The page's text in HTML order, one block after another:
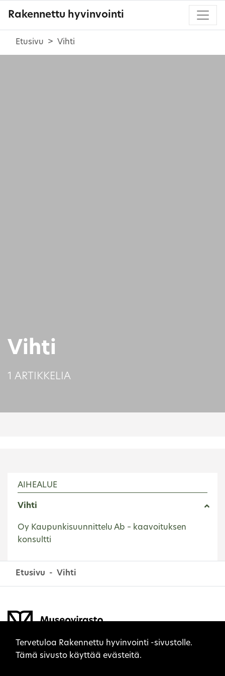
Rakennettu hyvinvointi
Etusivu Vihti
Vihti
1 ARTIKKELIA
AIHEALUE
Vihti
Oy Kaupunkisuunnittelu Ab – kaavoituksen
konsultti
Etusivu Vihti
Sivuston evästeet
Tervetuloa Rakennettu hyvinvointi -sivustolle.
Tämä sivusto käyttää evästeitä.